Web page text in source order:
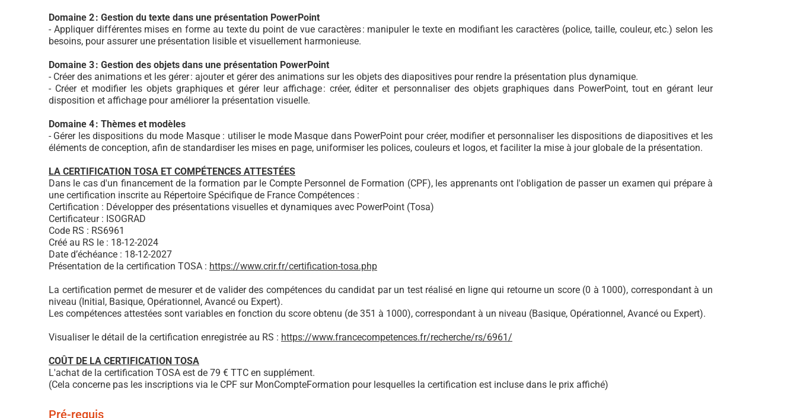
Domaine 2 : Gestion du texte dans une présentation PowerPoint
- Appliquer différentes mises en forme au texte du point de vue caractères : manipuler le texte en modifiant les caractères (police, taille, couleur, etc.) selon les
besoins, pour assurer une présentation lisible et visuellement harmonieuse.
Domaine 3 : Gestion des objets dans une présentation PowerPoint
- Créer des animations et les gérer : ajouter et gérer des animations sur les objets des diapositives pour rendre la présentation plus dynamique.
- Créer et modifier les objets graphiques et gérer leur affichage : créer, éditer et personnaliser des objets graphiques dans PowerPoint, tout en gérant leur
disposition et affichage pour améliorer la présentation visuelle.
Domaine 4 : Thèmes et modèles
- Gérer les dispositions du mode Masque : utiliser le mode Masque dans PowerPoint pour créer, modifier et personnaliser les dispositions de diapositives et les
éléments de conception, afin de standardiser les mises en page, uniformiser les polices, couleurs et logos, et faciliter la mise à jour globale de la présentation.
LA CERTIFICATION TOSA ET COMPÉTENCES ATTESTÉES
Dans le cas d'un financement de la formation par le Compte Personnel de Formation (CPF), les apprenants ont l'obligation de passer un examen qui prépare à
une certification inscrite au Répertoire Spécifique de France Compétences :
Certification : Développer des présentations visuelles et dynamiques avec PowerPoint (Tosa)
Certificateur : ISOGRAD
Code RS : RS6961
Créé au RS le : 18-12-2024
Date d’échéance : 18-12-2027
Présentation de la certification TOSA : https://www.crir.fr/certification-tosa.php
La certification permet de mesurer et de valider des compétences du candidat par un test réalisé en ligne qui retourne un score (0 à 1000), correspondant à un
niveau (Initial, Basique, Opérationnel, Avancé ou Expert).
Les compétences attestées sont variables en fonction du score obtenu (de 351 à 1000), correspondant à un niveau (Basique, Opérationnel, Avancé ou Expert).
Visualiser le détail de la certification enregistrée au RS : https://www.francecompetences.fr/recherche/rs/6961/
COÛT DE LA CERTIFICATION TOSA
L'achat de la certification TOSA est de 79 € TTC en supplément.
(Cela concerne pas les inscriptions via le CPF sur MonCompteFormation pour lesquelles la certification est incluse dans le prix affiché)
Pré-requis